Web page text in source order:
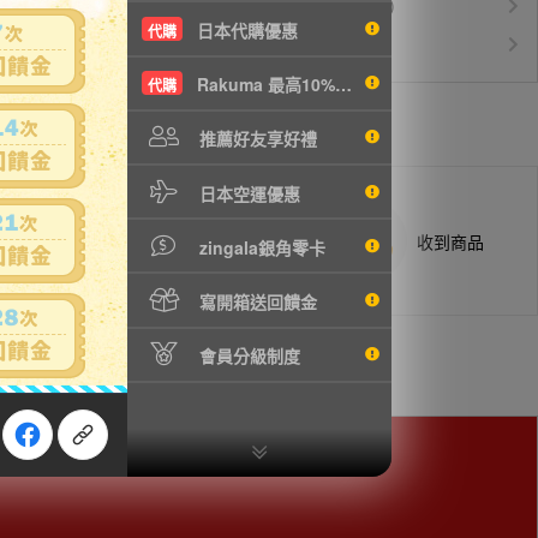
代購 日本代購優惠
代購 Rakuma 最高10%現折
推薦好友享好禮
日本空運優惠
zingala銀角零卡
寫開箱送回饋金
會員分級制度
空運優惠 運費$150/KG起(以克計價)
VIP會員 白金會員升等優惠
商品抵台通知出貨 收到商品